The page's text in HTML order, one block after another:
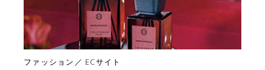
ファッション／ ECサイト